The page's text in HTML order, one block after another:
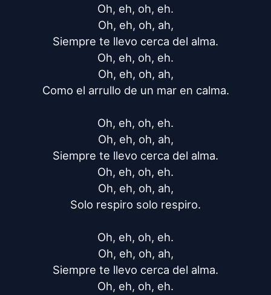
Oh, eh, oh, eh.
Oh, eh, oh, ah,
Siempre te llevo cerca del alma.
Oh, eh, oh, eh.
Oh, eh, oh, ah,
Como el arrullo de un mar en calma.
Oh, eh, oh, eh.
Oh, eh, oh, ah,
Siempre te llevo cerca del alma.
Oh, eh, oh, eh.
Oh, eh, oh, ah,
Solo respiro solo respiro.
Oh, eh, oh, eh.
Oh, eh, oh, ah,
Siempre te llevo cerca del alma.
Oh, eh, oh, eh.